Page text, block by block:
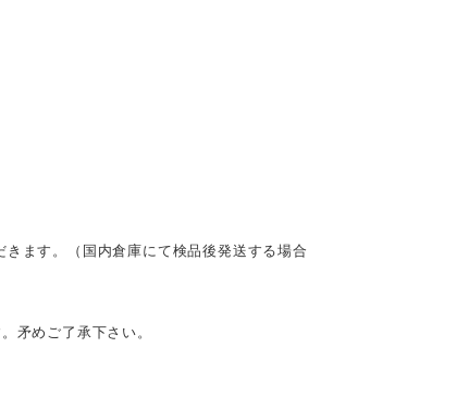
ます。（国内倉庫にて検品後発送する場合
矛めご了承下さい。